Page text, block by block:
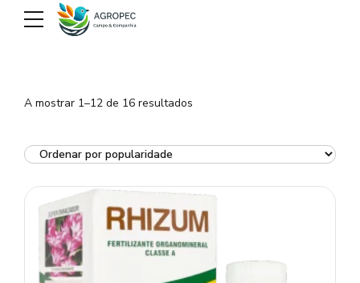
A mostrar 1–12 de 16 resultados
por